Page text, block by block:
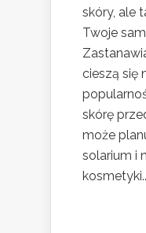
skóry, ale
Twoje
cieszą się
skórę
może
solarium i